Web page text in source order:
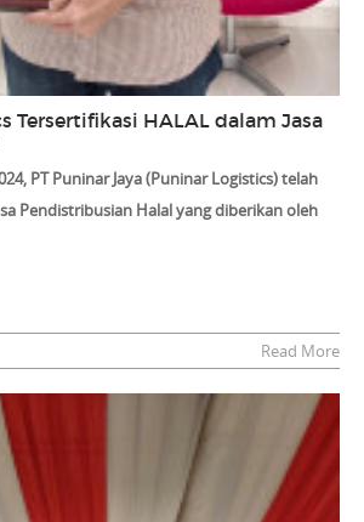
Tersertifikasi HALAL dalam Jasa
PT Puninar Jaya (Puninar Logistics) telah
Pendistribusian Halalyang diberikan oleh
Read More